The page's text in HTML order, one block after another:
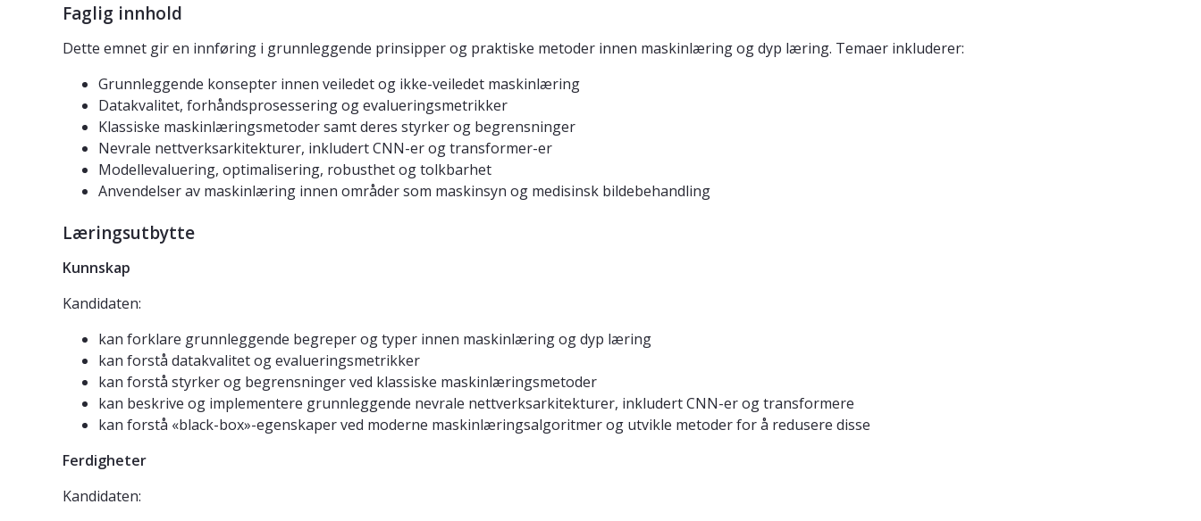
Faglig innhold
Dette emnet gir en innføring i grunnleggende prinsipper og praktiske metoder innen maskinlæring og dyp læring. Temaer inkluderer:
Grunnleggende konsepter innen veiledet og ikke-veiledet maskinlæring
Datakvalitet, forhåndsprosessering og evalueringsmetrikker
Klassiske maskinlæringsmetoder samt deres styrker og begrensninger
Nevrale nettverksarkitekturer, inkludert CNN-er og transformer-er
Modellevaluering, optimalisering, robusthet og tolkbarhet
Anvendelser av maskinlæring innen områder som maskinsyn og medisinsk bildebehandling
Læringsutbytte
Kunnskap
Kandidaten:
kan forklare grunnleggende begreper og typer innen maskinlæring og dyp læring
kan forstå datakvalitet og evalueringsmetrikker
kan forstå styrker og begrensninger ved klassiske maskinlæringsmetoder
kan beskrive og implementere grunnleggende nevrale nettverksarkitekturer, inkludert CNN-er og transformere
kan forstå «black-box»-egenskaper ved moderne maskinlæringsalgoritmer og utvikle metoder for å redusere disse
Ferdigheter
Kandidaten: